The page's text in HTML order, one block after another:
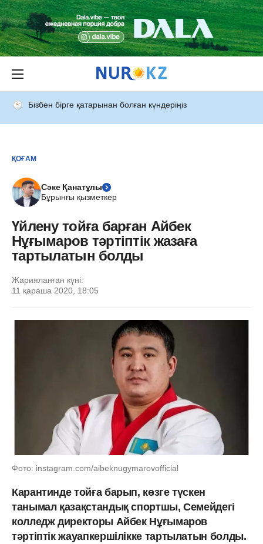
Бізбен бірге қатарынан болған күндеріңіз
ҚОҒАМ
Сәке Қанатұлы
Бұрынғы қызметкер
Үйлену тойға барған Айбек
Нұғымаров тәртіптік жазаға
тартылaтын болды
Жарияланған күні:
11 қараша 2020, 18:05
Фото: instagram.com/aibeknugymarovofficial
Карантинде тойға барып, көзге түскен
танымал қазақстандық спортшы, Семейдегі
колледж директоры Айбек Нұғымаров
тәртіптік жауапкершілікке тартылатын болды.